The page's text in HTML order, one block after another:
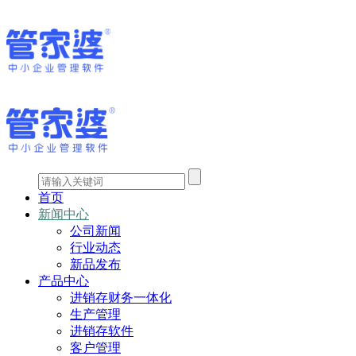
首页
新闻中心
公司新闻
行业动态
新品发布
产品中心
进销存财务一体化
生产管理
进销存软件
客户管理